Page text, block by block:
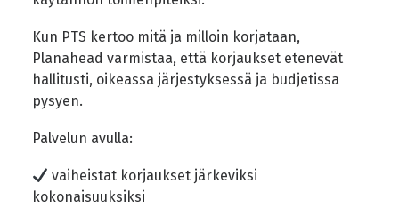
Kun PTS kertoo mitä ja milloin korjataan,
Planahead varmistaa, että korjaukset etenevät
hallitusti, oikeassa järjestyksessä ja budjetissa
pysyen.
Palvelun avulla:
vaiheistat korjaukset järkeviksi
kokonaisuuksiksi